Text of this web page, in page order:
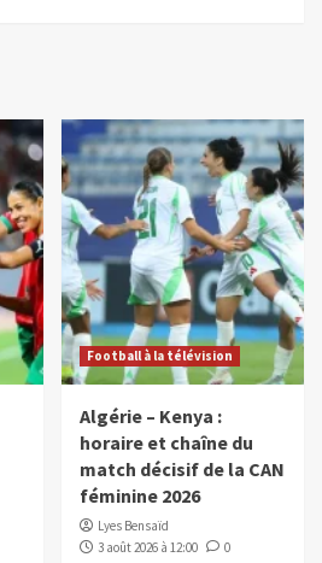
Football à la télévision
Algérie – Kenya :
horaire et chaîne du
match décisif de la CAN
féminine 2026
Lyes Bensaïd
3 août 2026 à 12:00
0